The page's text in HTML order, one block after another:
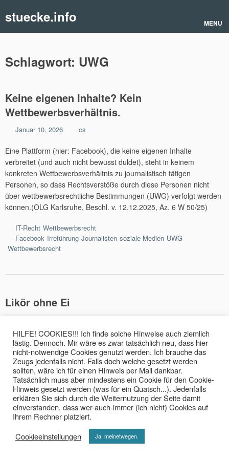
stuecke.info MENU
Schlagwort: UWG
Keine eigenen Inhalte? Kein
Wettbewerbsverhältnis.
Posted
Januar 10, 2026 by
cs
Eine Plattform (hier: Facebook), die keine eigenen Inhalte
verbreitet (und auch nicht bewusst duldet), steht in keinem
konkreten Wettbewerbsverhältnis zu journalistisch tätigen
Personen, so dass Rechtsverstöße durch diese Personen nicht
über wettbewerbsrechtliche Bestimmungen (UWG) verfolgt werden
können.(OLG Karlsruhe, Beschl. v. 12.12.2025, Az. 6 W 50/25)
Categories
IT-Recht Wettbewerbsrecht
TagsFacebook Irreführung Journalisten soziale Medien UWG
Wettbewerbsrecht
Likör ohne Ei
on
Likör ohne Ei – ein veganes Produkt auf Sojabasis mit Rum – darf
auch so heißen, ohne dass damit die Gefahr einer Irreführung in
Bezug auf „Eierlikör“ verbunden wäre. Anders „Eierlikör ohne Ei“ –
damit ist die Gefahr der Irreführung verbunden.LG Kiel, Urt. v.
28.10.2025, Az. 15 O 28/24
Categories
Allgemein Wettbewerbsrecht
TagsIrreführung Kiel Likör Likör ohne Ei
HILFE! COOKIES!!! Ich finde solche Hinweise auch ziemlich
lästig. Dennoch. Mir wäre es zwar tatsächlich neu, dass hier
nicht-notwendige Cookies genutzt werden. Ich brauche das
Zeugs jedenfalls nicht. Falls doch welche gesetzt werden
sollten, wäre ich für einen Hinweis per Mail dankbar.
Tatsächlich muss aber mindestens ein Cookie für den Cookie-
Hinweis gesetzt werden (was für ein Quatsch...). Jedenfalls
erklären Sie sich durch die Weiternutzung der Seite damit
einverstanden, dass wer-auch-immer (ich nicht) Cookies auf
Ihrem Rechner platziert.
Cookieeinstellungen
Ja, meinetwegen.